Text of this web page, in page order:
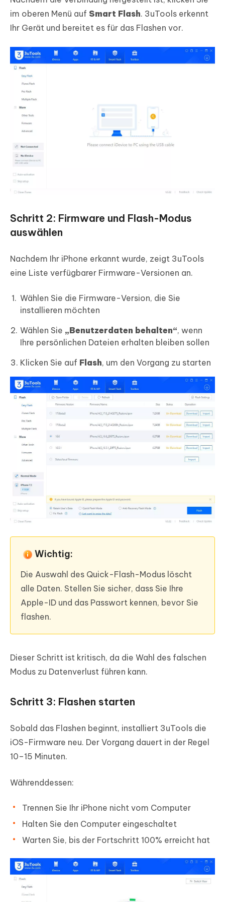
im oberen Menü auf Smart Flash. 3uTools erkennt
Ihr Gerät und bereitet es für das Flashen vor.
Schritt 2: Firmware und Flash-Modus
auswählen
Nachdem Ihr iPhone erkannt wurde, zeigt 3uTools
eine Liste verfügbarer Firmware-Versionen an.
Wählen Sie die Firmware-Version, die Sie
installieren möchten
Wählen Sie „Benutzerdaten behalten“, wenn
Ihre persönlichen Dateien erhalten bleiben sollen
Klicken Sie auf Flash, um den Vorgang zu starten
Wichtig:
Die Auswahl des Quick-Flash-Modus löscht
alle Daten. Stellen Sie sicher, dass Sie Ihre
Apple-ID und das Passwort kennen, bevor Sie
flashen.
Dieser Schritt ist kritisch, da die Wahl des falschen
Modus zu Datenverlust führen kann.
Schritt 3: Flashen starten
Sobald das Flashen beginnt, installiert 3uTools die
iOS-Firmware neu. Der Vorgang dauert in der Regel
10–15 Minuten.
Währenddessen:
Trennen Sie Ihr iPhone nicht vom Computer
Halten Sie den Computer eingeschaltet
Warten Sie, bis der Fortschritt 100% erreicht hat